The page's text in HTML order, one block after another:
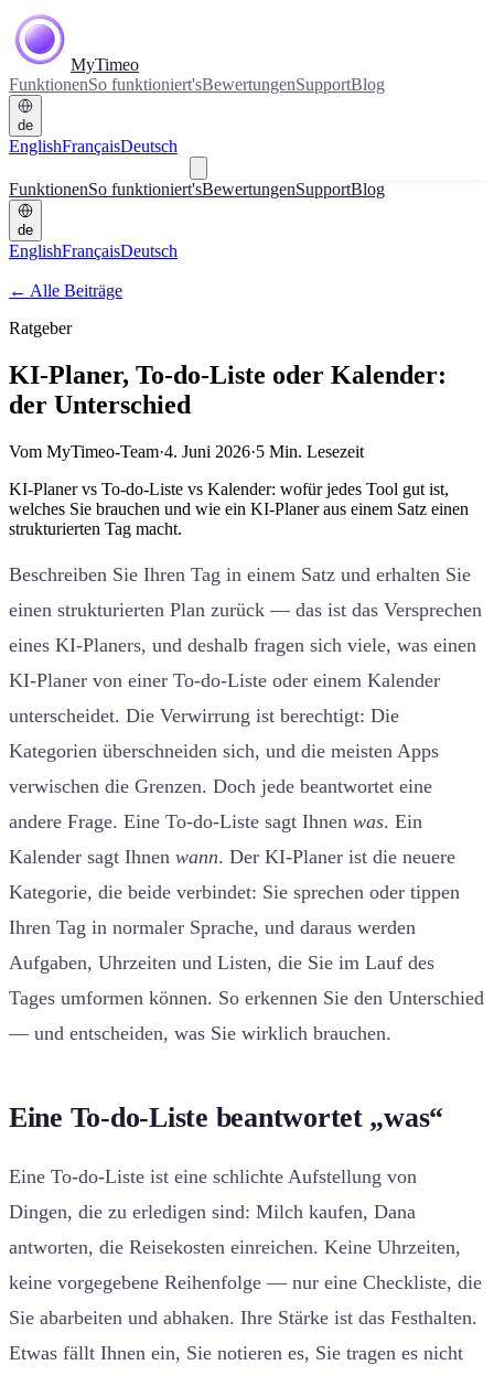
MyTimeo
FunktionenSo funktioniert'sBewertungenSupportBlog
de
EnglishFrançaisDeutsch
FunktionenSo funktioniert'sBewertungenSupportBlog
de
EnglishFrançaisDeutsch
← Alle Beiträge
Ratgeber
KI-Planer, To-do-Liste oder Kalender:
der Unterschied
Vom MyTimeo-Team·4. Juni 2026·5 Min. Lesezeit
KI-Planer vs To-do-Liste vs Kalender: wofür jedes Tool gut ist,
welches Sie brauchen und wie ein KI-Planer aus einem Satz einen
strukturierten Tag macht.
Beschreiben Sie Ihren Tag in einem Satz und erhalten Sie
einen strukturierten Plan zurück — das ist das Versprechen
eines KI-Planers, und deshalb fragen sich viele, was einen
KI-Planer von einer To-do-Liste oder einem Kalender
unterscheidet. Die Verwirrung ist berechtigt: Die
Kategorien überschneiden sich, und die meisten Apps
verwischen die Grenzen. Doch jede beantwortet eine
andere Frage. Eine To-do-Liste sagt Ihnen was. Ein
Kalender sagt Ihnen wann. Der KI-Planer ist die neuere
Kategorie, die beide verbindet: Sie sprechen oder tippen
Ihren Tag in normaler Sprache, und daraus werden
Aufgaben, Uhrzeiten und Listen, die Sie im Lauf des
Tages umformen können. So erkennen Sie den Unterschied
— und entscheiden, was Sie wirklich brauchen.
Eine To-do-Liste beantwortet „was“
Eine To-do-Liste ist eine schlichte Aufstellung von
Dingen, die zu erledigen sind: Milch kaufen, Dana
antworten, die Reisekosten einreichen. Keine Uhrzeiten,
keine vorgegebene Reihenfolge — nur eine Checkliste, die
Sie abarbeiten und abhaken. Ihre Stärke ist das Festhalten.
Etwas fällt Ihnen ein, Sie notieren es, Sie tragen es nicht